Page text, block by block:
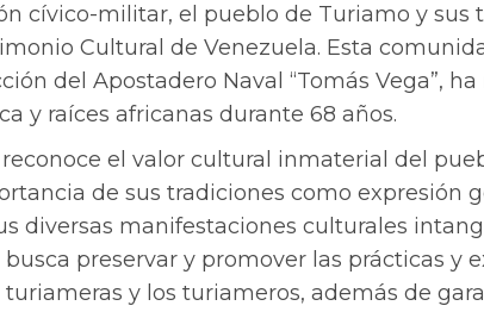
cívico-militar, el pueblo de Turiamo y sus
Cultural de Venezuela. Esta
del Apostadero Naval “Tomás Vega”,
y raíces africanas durante 68 años.
el valor cultural inmaterial del
de sus tradiciones como expresión
diversas manifestaciones culturales
preservar y promover las prácticas y
turiameras y los turiameros, además de